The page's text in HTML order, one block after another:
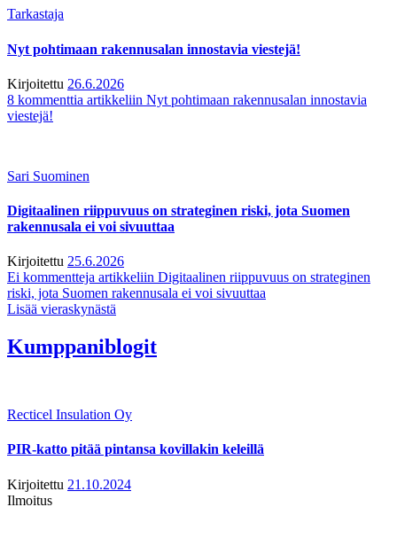
Tarkastaja
Nyt pohtimaan rakennusalan innostavia viestejä!
Kirjoitettu 26.6.2026
8 kommenttia artikkeliin Nyt pohtimaan rakennusalan innostavia
viestejä!
Sari Suominen
Digitaalinen riippuvuus on strateginen riski, jota Suomen
rakennusala ei voi sivuuttaa
Kirjoitettu 25.6.2026
Ei kommentteja artikkeliin Digitaalinen riippuvuus on strateginen
riski, jota Suomen rakennusala ei voi sivuuttaa
Lisää vieraskynästä
Kumppaniblogit
Recticel Insulation Oy
PIR-katto pitää pintansa kovillakin keleillä
Kirjoitettu 21.10.2024
Ilmoitus